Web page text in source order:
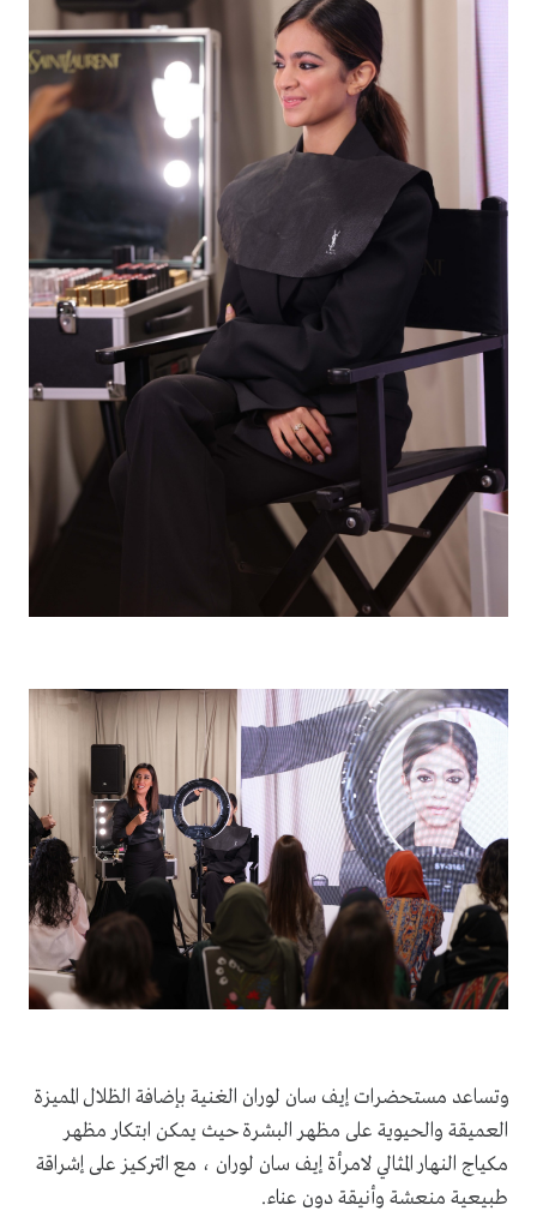
وتساعد مستحضرات إيف سان لوران الغنية بإضافة الظلال المميزة
العميقة والحيوية على مظهر البشرة حيث يمكن ابتكار مظهر
مكياج النهار المثالي لامرأة إيف سان لوران ، مع التركيز على إشراقة
طبيعية منعشة وأنيقة دون عناء.